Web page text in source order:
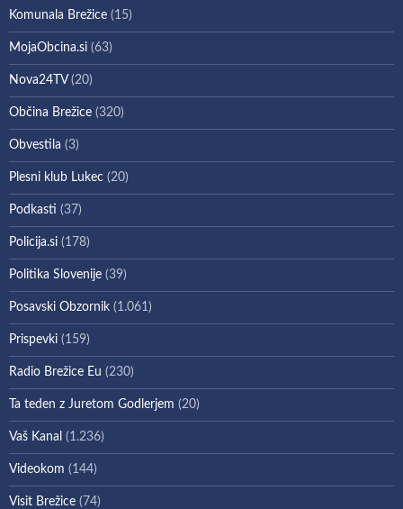
Komunala Brežice (15)
MojaObcina.si (63)
Nova24TV(20)
Občina Brežice (320)
Obvestila (3)
Plesni klub Lukec (20)
Podkasti (37)
Policija.si (178)
Politika Slovenije (39)
Posavski Obzornik (1.061)
Prispevki (159)
Radio Brežice Eu (230)
Ta teden z Juretom Godlerjem (20)
Vaš Kanal (1.236)
Videokom (144)
Visit Brežice (74)